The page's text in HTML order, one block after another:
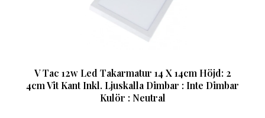
V Tac 12w Led Takarmatur 14 X 14cm Höjd: 2
4cm Vit Kant Inkl. Ljuskalla Dimbar : Inte Dimbar
Kulör : Neutral